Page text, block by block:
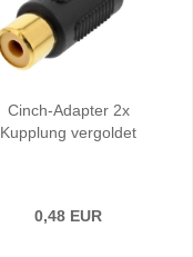
Cinch-Adapter 2x
Kupplung vergoldet
0,48 EUR